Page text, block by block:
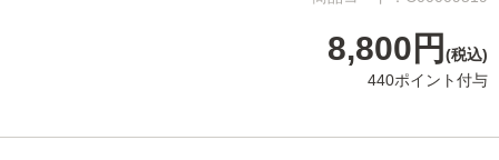
8,800円 (税込)
440ポイント付与